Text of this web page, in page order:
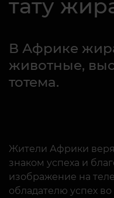
тату
В Африке
животные,
тотема.
Жители Африки
знаком успеха и
изображение на
обладателю успех